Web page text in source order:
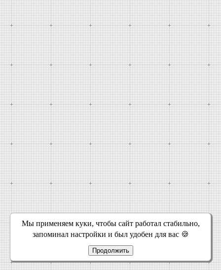
Мы применяем куки, чтобы сайт работал стабильно,
запоминал настройки и был удобен для вас 🍪
Продолжить